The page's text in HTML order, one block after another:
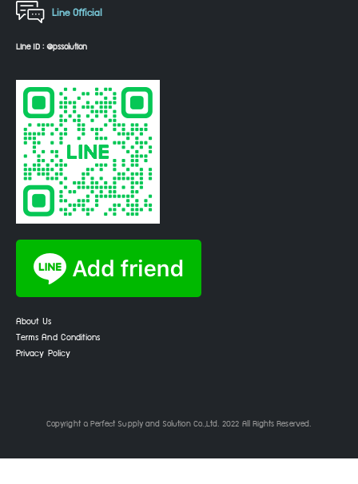
Line Official
Line ID : @pssolution
About Us
Terms And Conditions
Privacy Policy
Copyright © Perfect Supply and Solution Co.,Ltd. 2022 All Rights Reserved.